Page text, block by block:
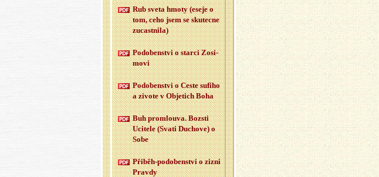
Rub sveta hmoty (eseje o
tom, ceho jsem se sku­tec­ne
zu­cast­ni­la)
Po­do­ben­st­vi o star­ci Zo­si­
mo­vi
Po­do­ben­st­vi o Ceste su­fi­ho
a zi­vo­te v Ob­je­tich Boha
Buh pro­mlou­va. Boz­sti
Uci­te­le (Svati Du­cho­ve) o
Sobe
Při­běh-po­do­ben­st­vi o zizni
Prav­dy